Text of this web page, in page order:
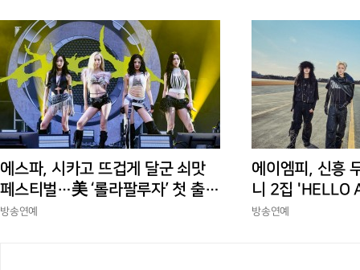
에스파, 시카고 뜨겁게 달군 쇠맛
페스티벌…美 ‘롤라팔루자’ 첫 출격
부터 증명한 존재감
방송연예
에이엠피, 신흥
니 2집 'HELLO
상승세
방송연예